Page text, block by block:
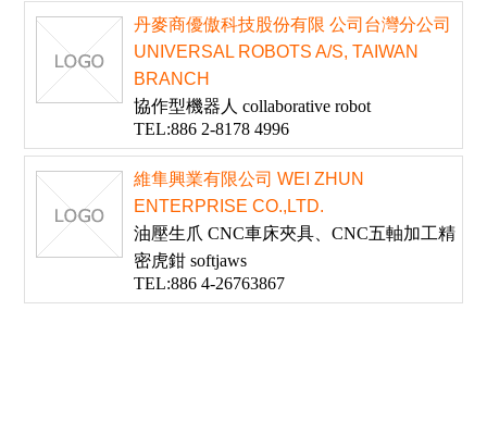
丹麥商優傲科技股份有限 公司台灣分公司
UNIVERSAL ROBOTS A/S, TAIWAN
BRANCH
協作型機器人 collaborative robot
TEL:886 2-8178 4996
維隼興業有限公司 WEI ZHUN
ENTERPRISE CO.,LTD.
油壓生爪 CNC車床夾具、CNC五軸加工精
密虎鉗 softjaws
TEL:886 4-26763867